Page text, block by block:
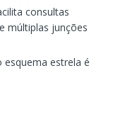
consultas
múltiplas junções
esquema estrela é